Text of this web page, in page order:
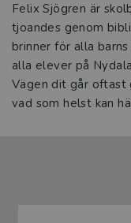
Felix Sjögren är
tjoandes genom
brinner för alla
alla elever på
Vägen dit går
vad som helst kan